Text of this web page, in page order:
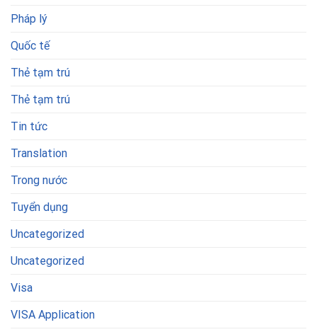
Pháp lý
Quốc tế
Thẻ tạm trú
Thẻ tạm trú
Tin tức
Translation
Trong nước
Tuyển dụng
Uncategorized
Uncategorized
Visa
VISA Application